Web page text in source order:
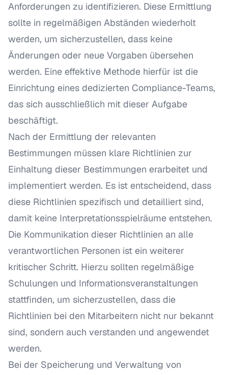
Anforderungen zu identifizieren. Diese Ermittlung
sollte in regelmäßigen Abständen wiederholt
werden, um sicherzustellen, dass keine
Änderungen oder neue Vorgaben übersehen
werden. Eine effektive Methode hierfür ist die
Einrichtung eines dedizierten Compliance-Teams,
das sich ausschließlich mit dieser Aufgabe
beschäftigt.
Nach der Ermittlung der relevanten
Bestimmungen müssen klare Richtlinien zur
Einhaltung dieser Bestimmungen erarbeitet und
implementiert werden. Es ist entscheidend, dass
diese Richtlinien spezifisch und detailliert sind,
damit keine Interpretationsspielräume entstehen.
Die Kommunikation dieser Richtlinien an alle
verantwortlichen Personen ist ein weiterer
kritischer Schritt. Hierzu sollten regelmäßige
Schulungen und Informationsveranstaltungen
stattfinden, um sicherzustellen, dass die
Richtlinien bei den Mitarbeitern nicht nur bekannt
sind, sondern auch verstanden und angewendet
werden.
Bei der Speicherung und Verwaltung von